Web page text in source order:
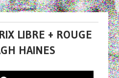
LIBRE + ROUGE
HAINES